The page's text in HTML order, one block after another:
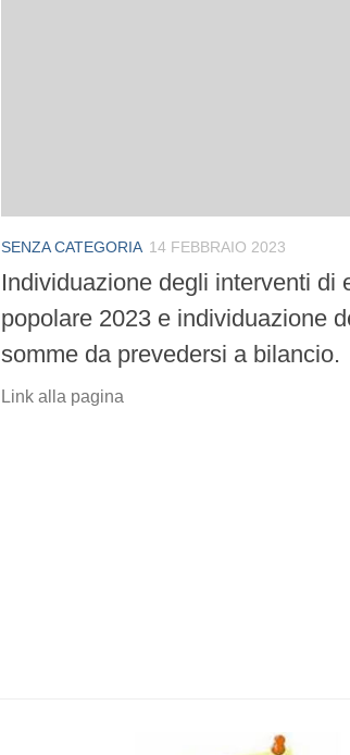
SENZA CATEGORIA 14 FEBBRAIO 2023
Individuazione degli interventi di
popolare 2023 e individuazione
somme da prevedersi a bilancio.
Link alla pagina